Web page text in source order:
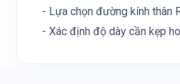
- Lựa chọn đường kính thân
- Xác định độ dày cần kẹp